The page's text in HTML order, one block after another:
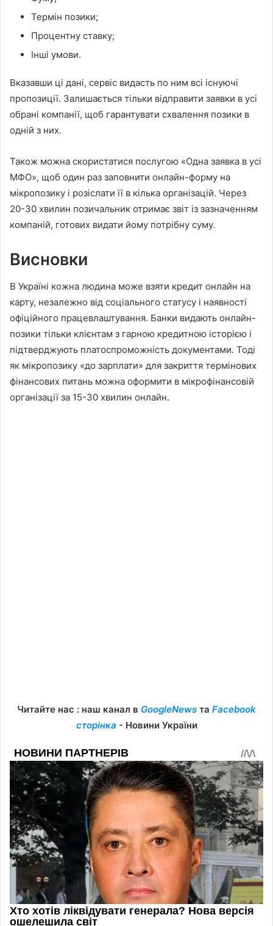
Термін позики;
Процентну ставку;
Інші умови.
Вказавши ці дані, сервіс видасть по ним всі існуючі
пропозиції. Залишається тільки відправити заявки в усі
обрані компанії, щоб гарантувати схвалення позики в
одній з них.
Також можна скористатися послугою «Одна заявка в усі
МФО», щоб один раз заповнити онлайн-форму на
мікропозику і розіслати її в кілька організацій. Через
20-30 хвилин позичальник отримає звіт із зазначенням
компаній, готових видати йому потрібну суму.
Висновки
В Україні кожна людина може взяти кредит онлайн на
карту, незалежно від соціального статусу і наявності
офіційного працевлаштування. Банки видають онлайн-
позики тільки клієнтам з гарною кредитною історією і
підтверджують платоспроможність документами. Тоді
як мікропозику «до зарплати» для закриття термінових
фінансових питань можна оформити в мікрофінансовій
організації за 15-30 хвилин онлайн.
Читайте нас : наш канал в GoogleNews та Facebook
сторінка - Новини України